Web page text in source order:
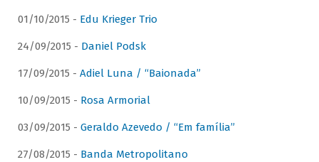
01/10/2015 - Edu Krieger Trio
24/09/2015 - Daniel Podsk
17/09/2015 - Adiel Luna / “Baionada”
10/09/2015 - Rosa Armorial
03/09/2015 - Geraldo Azevedo / “Em família”
27/08/2015 - Banda Metropolitano